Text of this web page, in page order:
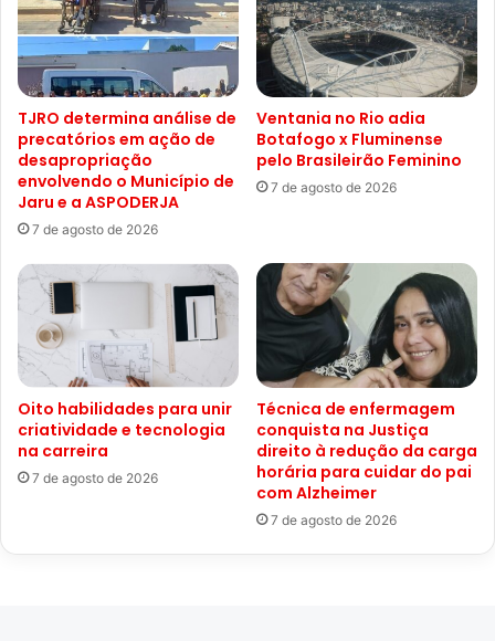
TJRO determina análise de
precatórios em ação de
desapropriação
envolvendo o Município de
Jaru e a ASPODERJA
7 de agosto de 2026
Ventania no Rio adia
Botafogo x Fluminense
pelo Brasileirão Feminino
7 de agosto de 2026
Oito habilidades para unir
criatividade e tecnologia
na carreira
7 de agosto de 2026
Técnica de enfermagem
conquista na Justiça
direito à redução da carga
horária para cuidar do pai
com Alzheimer
7 de agosto de 2026